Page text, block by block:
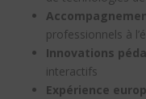
professionnels à
Innovations
interactifs
Expérience